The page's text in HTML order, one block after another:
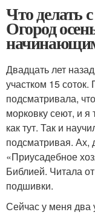
Что делать
Огород
Двадцать лет
участком 15
подсматривала,
морковку сеют, и
как тут. Так и
подсматривая.
«Приусадебное
Библией. Читала
подшивки.
Сейчас у меня два